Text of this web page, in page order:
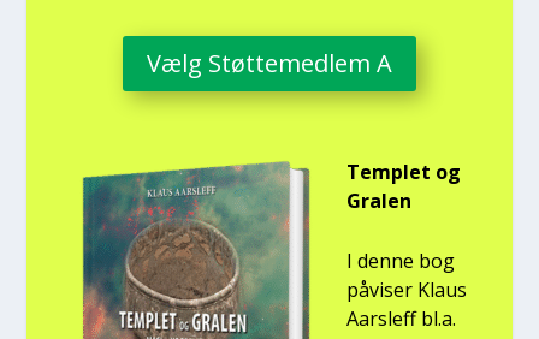
Vælg Støt­te­med­lem A
Temp­let og
Gra­len
I den­ne bog
påvi­ser Klaus
Aars­l­eff bl.a.